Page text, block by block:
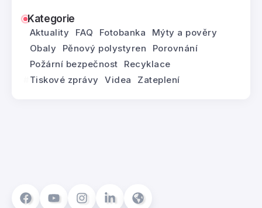
Kategorie
Aktuality FAQ Fotobanka
Mýty a pověry
Obaly
Pěnový polystyren
Porovnání
Požární bezpečnost
Recyklace
Tiskové zprávy
Videa Zateplení